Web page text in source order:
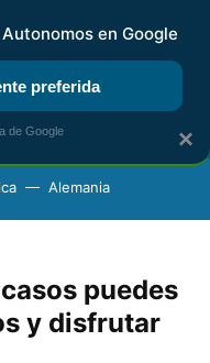
DIGITAL RENTA
Alemania
puedes
y disfrutar
×
en Google
preferida
de Google